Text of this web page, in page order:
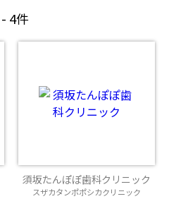
4件
須坂たんぽぽ歯科クリニック
スザカタンポポシカクリニック